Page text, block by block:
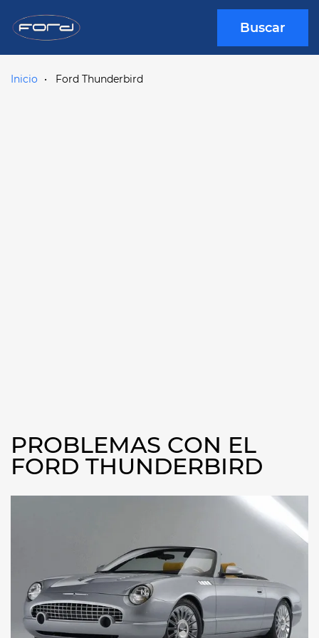
Buscar
Inicio Ford Thunderbird
PROBLEMAS CON EL
FORD THUNDERBIRD